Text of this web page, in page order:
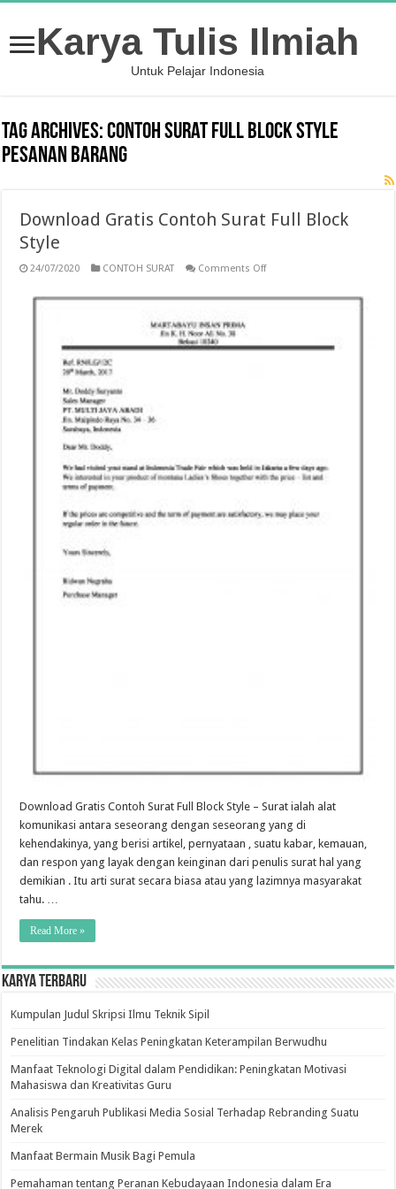
Karya Tulis Ilmiah
Untuk Pelajar Indonesia
Tag Archives:contoh surat full block style
pesanan barang
Download Gratis Contoh Surat Full Block
Style
24/07/2020 CONTOH SURAT Comments Offon
Contoh
Style
Download Gratis Contoh Surat Full Block Style – Surat ialah alat
komunikasi antara seseorang dengan seseorang yang di
kehendakinya, yang berisi artikel, pernyataan , suatu kabar, kemauan,
dan respon yang layak dengan keinginan dari penulis surat hal yang
demikian . Itu arti surat secara biasa atau yang lazimnya masyarakat
tahu. …
Read More »
Karya Terbaru
Kumpulan Judul Skripsi Ilmu Teknik Sipil
Penelitian Tindakan Kelas Peningkatan Keterampilan Berwudhu
Manfaat Teknologi Digital dalam Pendidikan: Peningkatan Motivasi
Mahasiswa dan Kreativitas Guru
Analisis Pengaruh Publikasi Media Sosial Terhadap Rebranding Suatu
Merek
Manfaat Bermain Musik Bagi Pemula
Pemahaman tentang Peranan Kebudayaan Indonesia dalam Era